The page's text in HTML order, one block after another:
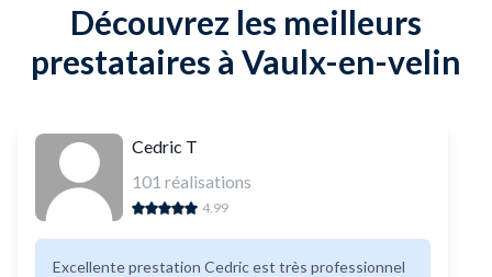
Découvrez les meilleurs
prestataires à Vaulx-en-velin
Cedric T
101 réalisations
4.99
Excellente prestation Cedric est très professionnel